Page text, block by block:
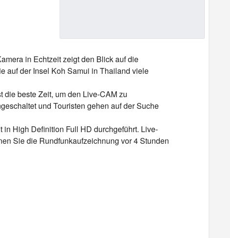
in Echtzeit zeigt den Blick auf die
auf der Insel Koh Samui in Thailand viele
beste Zeit, um den Live-CAM zu
und Touristen gehen auf der Suche
High Definition Full HD durchgeführt. Live-
Sie die Rundfunkaufzeichnung vor 4 Stunden